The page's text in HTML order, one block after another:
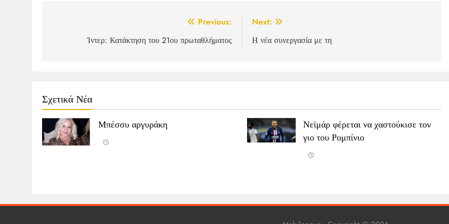
navigation
Previous:
Ίντερ: Κατάκτηση του 21ου πρωταθλήματος
Next:
Η νέα συνεργασία με τη
Σχετικά Νέα
Μπέσσυ αργυράκη
Νεϊμάρ φέρεται να χαστούκισε τον
γιο του Ρομπίνιο